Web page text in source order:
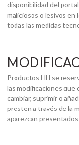
disponibilidad del
maliciosos o lesivos en
todas las medidas
Productos HH se
las modificaciones que
cambiar, suprimir o
presten a través de la
aparezcan